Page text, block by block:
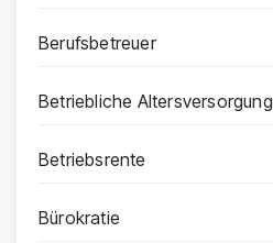
Berufsbetreuer
Betriebliche Altersversorgung
Betriebsrente
Bürokratie